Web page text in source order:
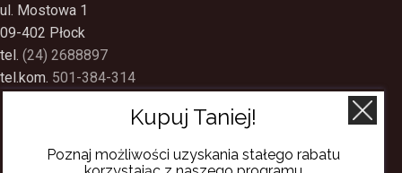
ul. Mostowa 1
09-402 Płock
tel. (24) 2688897
tel.kom. 501-384-314
Polityka Prywatności
Kupuj Taniej!
Poznaj możliwości uzyskania stałego rabatu